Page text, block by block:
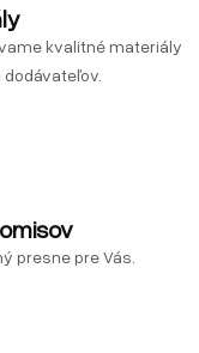
kvalitné materiály
presne pre Vás.